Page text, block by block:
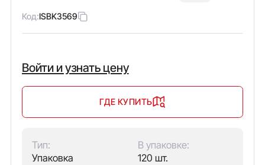
Код:ISBK3569
Войти и узнать цену
ГДЕ КУПИТЬ
Тип:
Упаковка
В упаковке:
120 шт.